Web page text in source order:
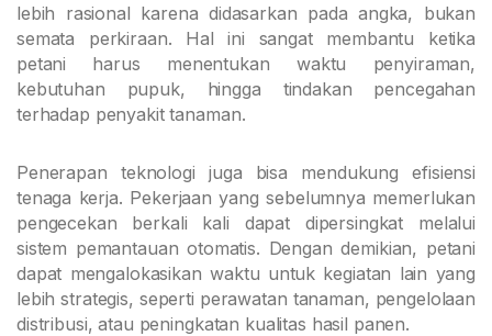
lebih rasional karena didasarkan pada angka, bukan
semata perkiraan. Hal ini sangat membantu ketika
petani harus menentukan waktu penyiraman,
kebutuhan pupuk, hingga tindakan pencegahan
terhadap penyakit tanaman.
Penerapan teknologi juga bisa mendukung efisiensi
tenaga kerja. Pekerjaan yang sebelumnya memerlukan
pengecekan berkali kali dapat dipersingkat melalui
sistem pemantauan otomatis. Dengan demikian, petani
dapat mengalokasikan waktu untuk kegiatan lain yang
lebih strategis, seperti perawatan tanaman, pengelolaan
distribusi, atau peningkatan kualitas hasil panen.